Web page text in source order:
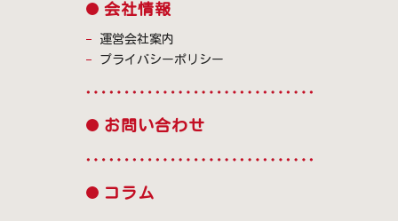
会社情報
運営会社案内
プライバシーポリシー
お問い合わせ
コラム